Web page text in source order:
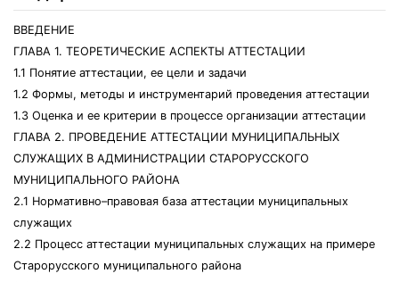
ВВЕДЕНИЕ
ГЛАВА 1. ТЕОРЕТИЧЕСКИЕ АСПЕКТЫ АТТЕСТАЦИИ
1.1 Понятие аттестации, ее цели и задачи
1.2 Формы, методы и инструментарий проведения аттестации
1.3 Оценка и ее критерии в процессе организации аттестации
ГЛАВА 2. ПРОВЕДЕНИЕ АТТЕСТАЦИИ МУНИЦИПАЛЬНЫХ
СЛУЖАЩИХ В АДМИНИСТРАЦИИ СТАРОРУССКОГО
МУНИЦИПАЛЬНОГО РАЙОНА
2.1 Нормативно–правовая база аттестации муниципальных
служащих
2.2 Процесс аттестации муниципальных служащих на примере
Старорусского муниципального района